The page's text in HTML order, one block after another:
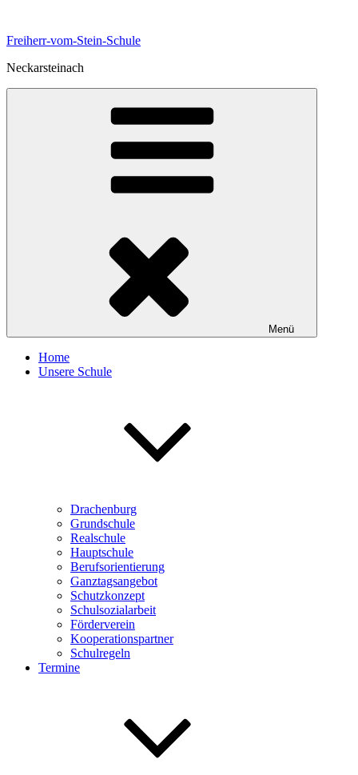
springen
Freiherr-vom-Stein-Schule
Neckarsteinach
Menü
Home
Unsere Schule
Drachenburg
Grundschule
Realschule
Hauptschule
Berufsorientierung
Ganztagsangebot
Schutzkonzept
Schulsozialarbeit
Förderverein
Kooperationspartner
Schulregeln
Termine